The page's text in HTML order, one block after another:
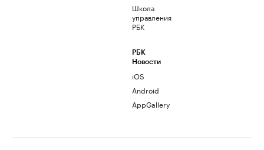
Школа
управления
РБК
РБК
Новости
iOS
Android
AppGallery